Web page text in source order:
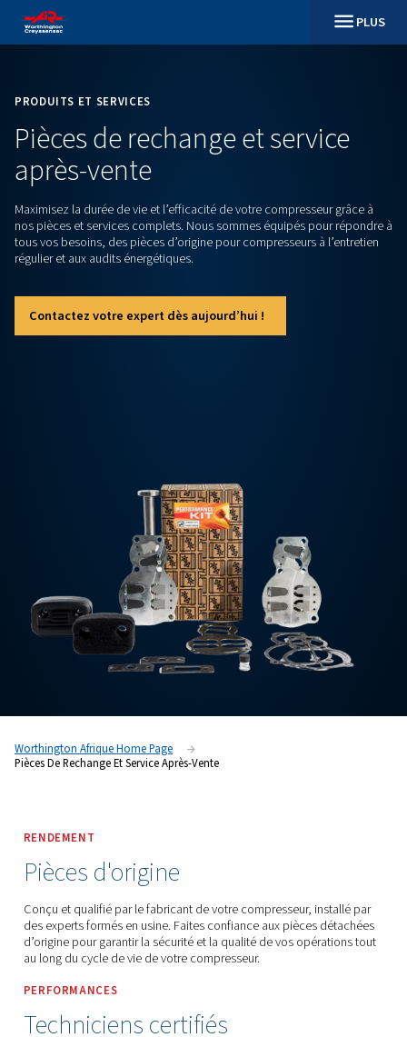
PRODUITS ET SERVICES
Pièces de rechange et
après-vente
Maximisez la durée de vie et l’efficacité de votre
tous vos besoins, des pièces d’origine pour compresseurs
régulier et aux audits énergétiques.
Worthington Afrique Home Page
Pièces De Rechange Et Service Après-Vente